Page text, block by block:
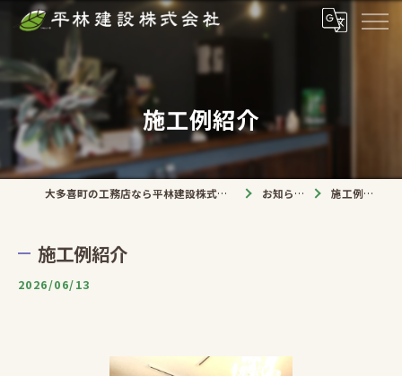
施工例紹介
大多喜町の工務店なら平林建設株式会社 お知らせ 施工例紹介
施工例紹介
2026/06/13